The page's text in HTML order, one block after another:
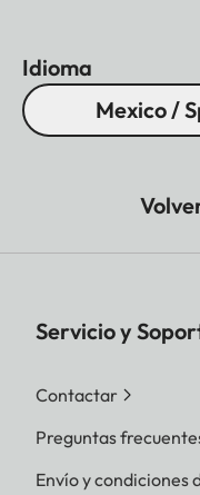
Idioma
Mexico /
Servicio y
Contactar
Preguntas
Envío y condiciones